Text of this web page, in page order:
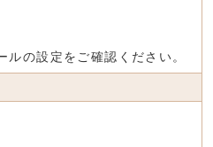
の設定をご確認ください。